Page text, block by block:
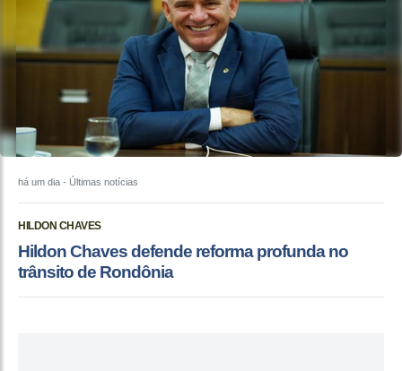
há um dia - Últimas notícias
HILDON CHAVES
Hildon Chaves defende reforma profunda no
trânsito de Rondônia